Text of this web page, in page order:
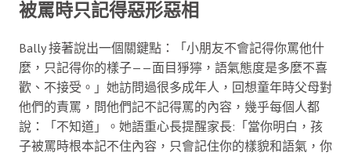
被罵時只記得惡形惡相
Bally 接著說出一個關鍵點：「小朋友不會記得你罵他什
麼，只記得你的樣子——面目猙獰，語氣態度是多麼不喜
歡、不接受。」她訪問過很多成年人，回想童年時父母對
他們的責罵，問他們記不記得罵的內容，幾乎每個人都
說：「不知道」。她語重心長提醒家長:「當你明白，孩
子被罵時根本記不住內容，只會記住你的樣貌和語氣，你